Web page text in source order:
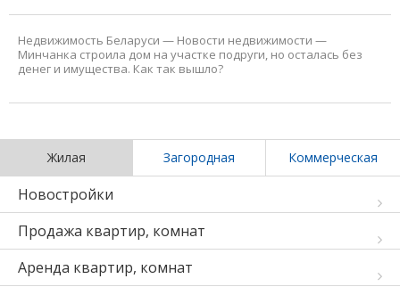
Недвижимость Беларуси — Новости недвижимости —
Минчанка строила дом на участке подруги, но осталась без
денег и имущества. Как так вышло?
Жилая Загородная Коммерческая
Новостройки
Продажа квартир, комнат
Аренда квартир, комнат